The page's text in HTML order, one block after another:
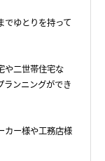
でゆとりを持って
や二世帯住宅な
ランニングができ
カー様や工務店様